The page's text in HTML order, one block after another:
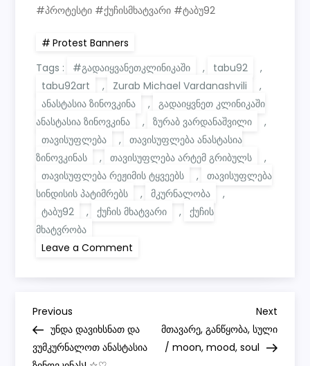
#პროტესტი #ქუჩისმხატვარი #ტაბუ92
Protest Banners
Tags :
#გადაიყვანეთკლინიკაში , tabu92
,
tabu92art
, Zurab Michael Vardanashvili
,
ანასტასია ზინოვკინა
,
გადაიყვნეთ კლინიკაში
ანასტასია ზინოვკინა
, ზურაბ ვარდანაშვილი
,
თავისუფლება
,
თავისუფლება ანასტასია
ზინოვკინას
, თავისუფლება არტემ გრიბულს
,
თავისუფლება რეჟიმის ტყვეებს
,
თავისუფლება
სინდისის პატიმრებს
, მკურნალობა
,
ტაბუ92
, ქუჩის მხატვარი ,
ქუჩის
მხატვრობა
Leave a Comment
უნდა
ზინოვკინა
P
o
Previous
Post
Previous
უნდა დავიხსნათ და
ვუმკურნალოთ ანასტასია
Next
Post
Next
მთავარე, განწყობა, სული
/ moon, mood, soul